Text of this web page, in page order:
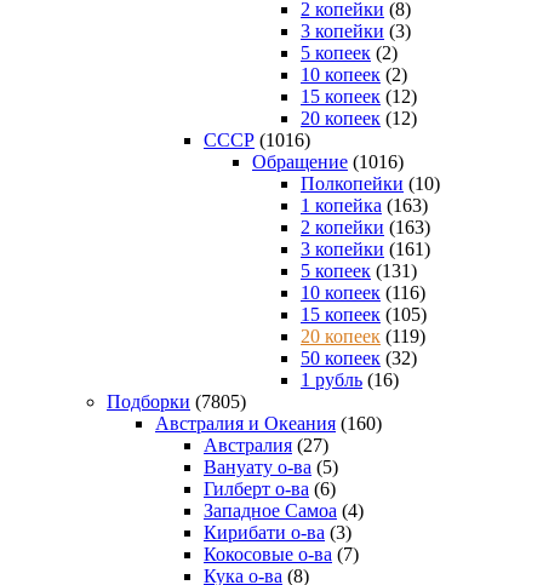
2 копейки (8)
3 копейки (3)
5 копеек (2)
10 копеек (2)
15 копеек (12)
20 копеек (12)
СССР (1016)
Обращение (1016)
Полкопейки (10)
1 копейка (163)
2 копейки (163)
3 копейки (161)
5 копеек (131)
10 копеек (116)
15 копеек (105)
20 копеек (119)
50 копеек (32)
1 рубль (16)
Подборки (7805)
Австралия и Океания (160)
Австралия (27)
Вануату о-ва (5)
Гилберт о-ва (6)
Западное Самоа (4)
Кирибати о-ва (3)
Кокосовые о-ва (7)
Кука о-ва (8)